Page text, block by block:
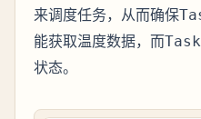
来调度任务，从而确保
能获取温度数据，而
状态。